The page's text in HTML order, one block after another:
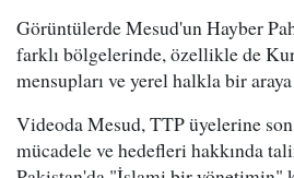
Görüntülerde Mesud'un Hayber
farklı bölgelerinde, özellikle de
mensupları ve yerel halkla bir
Videoda Mesud, TTP üyelerine
mücadele ve hedefleri hakkında